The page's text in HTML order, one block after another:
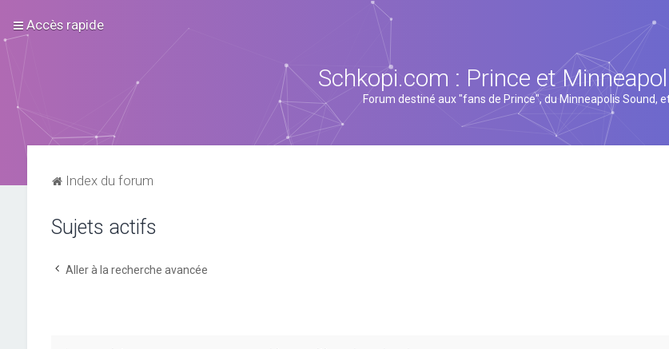
Accès rapide
Schkopi.com : Prince et
Forum destiné aux "fans de Prince", du Minneapolis Sound,
Index du forum
Sujets actifs
Aller à la recherche avancée